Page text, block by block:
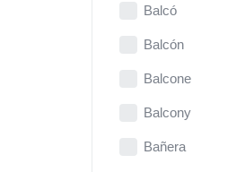
Balcó
Balcón
Balcone
Balcony
Bañera